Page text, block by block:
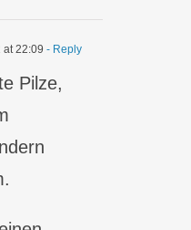
at 22:09 - Reply
Pilze,